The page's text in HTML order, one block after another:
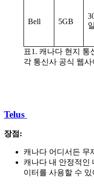
Bell 5GB
일
표1. 캐나다 현지 통
각 통신사 공식 웹
Telus
장점:
캐나다 어디서든 무
캐나다 내 안정적인
이터를 사용할 수 있